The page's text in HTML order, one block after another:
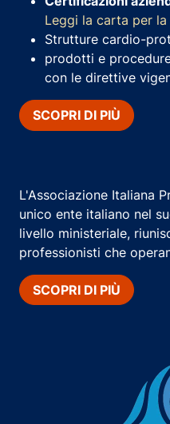
Leggi la carta per la
Strutture cardio-
prodotti e
con le direttive
SCOPRI DI PIÙ
L'Associazione Italiana
unico ente italiano nel
livello ministeriale,
professionisti che
SCOPRI DI PIÙ